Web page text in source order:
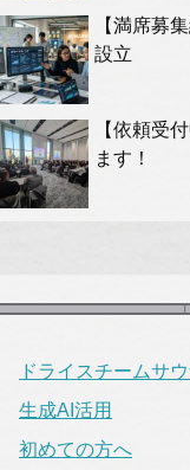
【満席募
設立
【依頼受
ます！
ドライスチームサ
生成AI活用
初めての方へ